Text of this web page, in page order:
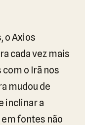
o Axios
cada vez mais
o Irã nos
mudou de
inclinar a
fontes não